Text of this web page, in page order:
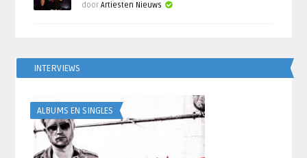
doorArtiesten Nieuws
INTERVIEWS
ALBUMS EN SINGLES